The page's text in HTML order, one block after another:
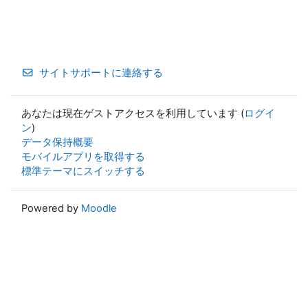
サイトサポートに連絡する
あなたは現在ゲストアクセスを利用しています (ログイ
ン)
データ保持概要
モバイルアプリを取得する
標準テーマにスイッチする
Powered by Moodle